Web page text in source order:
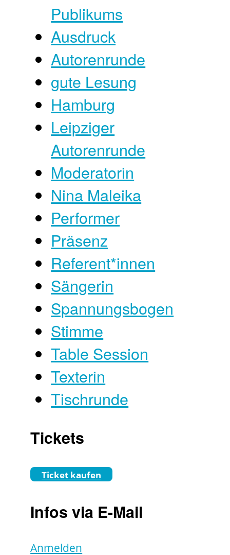
Publikums
Ausdruck
Autorenrunde
gute Lesung
Hamburg
Leipziger
Autorenrunde
Moderatorin
Nina Maleika
Performer
Präsenz
Referent*innen
Sängerin
Spannungsbogen
Stimme
Table Session
Texterin
Tischrunde
Tickets
Ticket kaufen
Infos via E-Mail
Anmelden